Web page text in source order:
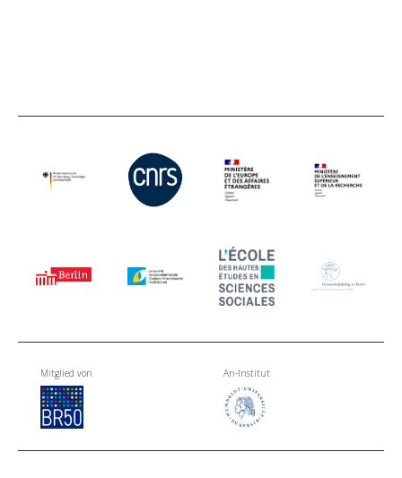
Mitglied von An-Institut